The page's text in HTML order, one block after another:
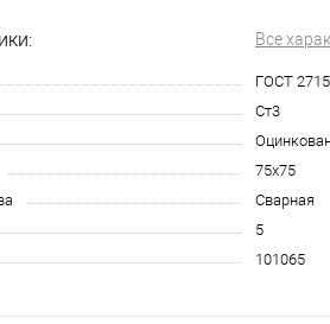
Все
ГОСТ
Ст3
75х75
Сварная
5
101065